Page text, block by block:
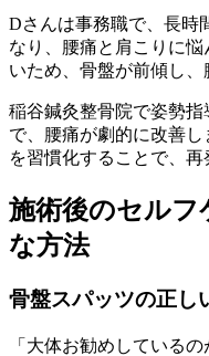
Dさんは事務職で、長時
なり、腰痛と肩こりに
いため、骨盤が前傾し、
稲谷鍼灸整骨院で姿勢
で、腰痛が劇的に改善
を習慣化することで、再
施術後のセルフ
な方法
骨盤スパッツの正し
「大体お勧めしている